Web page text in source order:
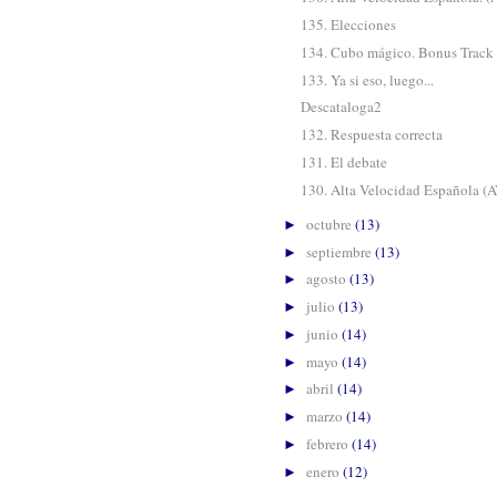
135. Elecciones
134. Cubo mágico. Bonus Track
133. Ya si eso, luego...
Descataloga2
132. Respuesta correcta
131. El debate
130. Alta Velocidad Española
► octubre (13)
► septiembre (13)
► agosto (13)
► julio (13)
► junio (14)
► mayo (14)
► abril (14)
► marzo (14)
► febrero (14)
► enero (12)